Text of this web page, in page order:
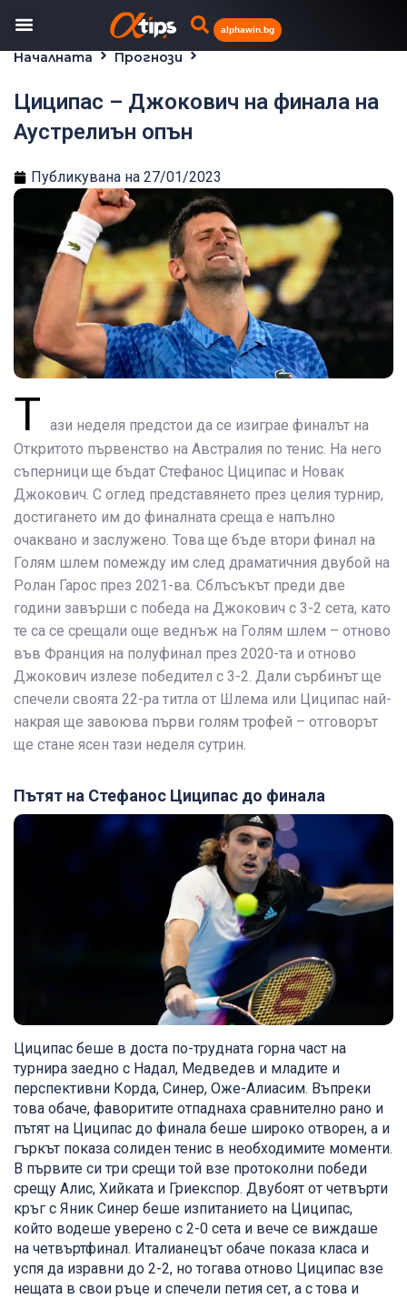
alphawin.bg
Началната
Прогнози
Циципас – Джокович на финала на
Аустрелиън опън
Публикувана на 27/01/2023
Т ази неделя предстои да се изиграе финалът на
Откритото първенство на Австралия по тенис. На него
съперници ще бъдат Стефанос Циципас и Новак
Джокович. С оглед представянето през целия турнир,
достигането им до финалната среща е напълно
очаквано и заслужено. Това ще бъде втори финал на
Голям шлем помежду им след драматичния двубой на
Ролан Гарос през 2021-ва. Сблъсъкът преди две
години завърши с победа на Джокович с 3-2 сета, като
те са се срещали още веднъж на Голям шлем – отново
във Франция на полуфинал през 2020-та и отново
Джокович излезе победител с 3-2. Дали сърбинът ще
спечели своята 22-ра титла от Шлема или Циципас най-
накрая ще завоюва първи голям трофей – отговорът
ще стане ясен тази неделя сутрин.
Пътят на Стефанос Циципас до финала
Циципас беше в доста по-трудната горна част на
турнира заедно с Надал, Медведев и младите и
перспективни Корда, Синер, Оже-Алиасим. Въпреки
това обаче, фаворитите отпаднаха сравнително рано и
пътят на Циципас до финала беше широко отворен, а и
гъркът показа солиден тенис в необходимите моменти.
В първите си три срещи той взе протоколни победи
срещу Алис, Хийката и Гриекспор. Двубоят от четвърти
кръг с Яник Синер беше изпитанието на Циципас,
който водеше уверено с 2-0 сета и вече се виждаше
на четвъртфинал. Италианецът обаче показа класа и
успя да изравни до 2-2, но тогава отново Циципас взе
нещата в свои ръце и спечели петия сет, а с това и